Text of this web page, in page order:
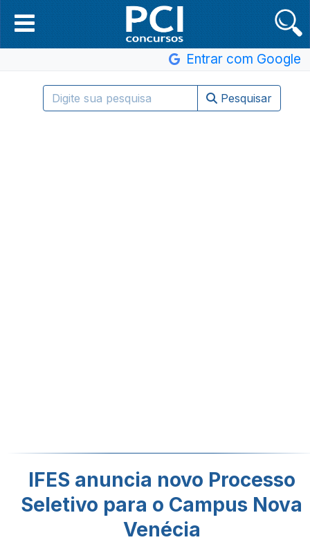
Entrar com Google
Pesquisar
IFES anuncia novo Processo
Seletivo para o Campus Nova
Venécia